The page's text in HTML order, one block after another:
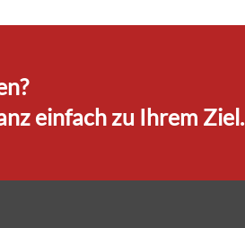
einfach zu Ihrem Ziel.